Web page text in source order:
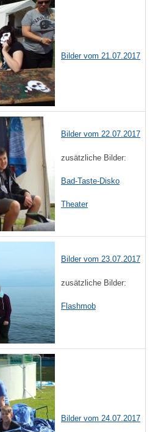
Bilder vom 21.07.2017
Bilder vom 22.07.2017
zusätzliche Bilder:
Bad-Taste-Disko
Theater
Bilder vom 23.07.2017
zusätzliche Bilder:
Flashmob
Bilder vom 24.07.2017